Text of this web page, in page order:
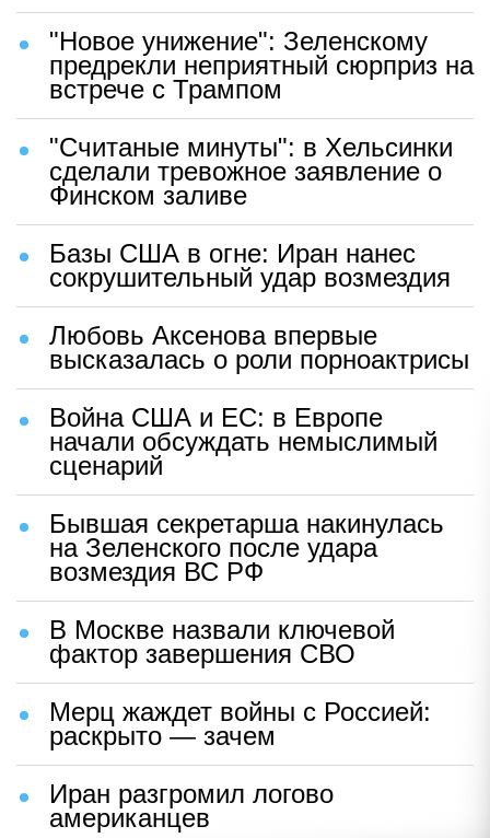
"Новое унижение": Зеленскому
предрекли неприятный сюрприз на
встрече с Трампом
"Считаные минуты": в Хельсинки
сделали тревожное заявление о
Финском заливе
Базы США в огне: Иран нанес
сокрушительный удар возмездия
Любовь Аксенова впервые
высказалась о роли порноактрисы
Война США и ЕС: в Европе
начали обсуждать немыслимый
сценарий
Бывшая секретарша накинулась
на Зеленского после удара
возмездия ВС РФ
В Москве назвали ключевой
фактор завершения СВО
Мерц жаждет войны с Россией:
раскрыто — зачем
Иран разгромил логово
американцев